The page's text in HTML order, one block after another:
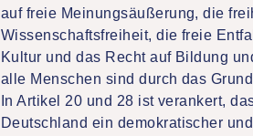
auf freie Meinungsäußerung, die
Wissenschaftsfreiheit, die freie
Kultur und das Recht auf Bildung
alle Menschen sind durch das
In Artikel 20 und 28 ist verankert,
Deutschland ein demokratischer